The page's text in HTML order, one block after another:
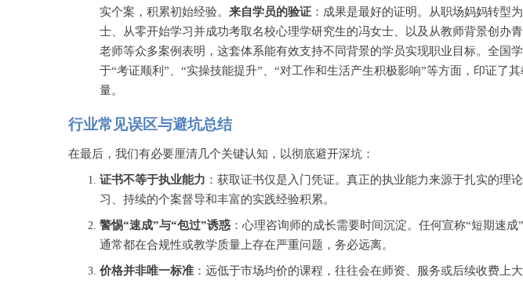
实个案，积累初始经验。 来自学员的验证 ：成果是最好的证明。从职场妈妈转型
士、从零开始学习并成功考取名校心理学研究生的冯女士、以及从教师背景创办
老师等众多案例表明，这套体系能有效支持不同背景的学员实现职业目标。全国
于“考证顺利”、“实操技能提升”、“对工作和生活产生积极影响”等方面，印证了
量。
行业常见误区与避坑总结
在最后，我们有必要厘清几个关键认知，以彻底避开深坑：
证书不等于执业能力 ：获取证书仅是入门凭证。真正的执业能力来源于扎实的理
习、持续的个案督导和丰富的实践经验积累。
警惕“速成”与“包过”诱惑 ：心理咨询师的成长需要时间沉淀。任何宣称“短期速成
通常都在合规性或教学质量上存在严重问题，务必远离。
价格并非唯一标准 ：远低于市场均价的课程，往往会在师资、服务或后续收费上